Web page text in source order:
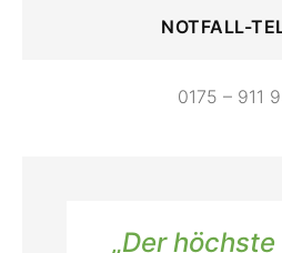
NOTFALL-
0175 – 911
„Der